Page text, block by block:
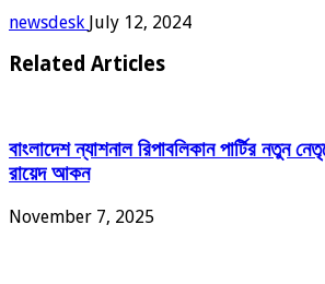
newsdesk July 12, 2024
Related Articles
বাংলাদেশ ন্যাশনাল রিপাবলিকান পার্টির নতুন
রায়েদ আকন
November 7, 2025